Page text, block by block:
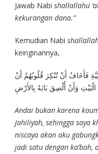
Jawab Nabi shallallahu
kekurangan dana.”
Kemudian Nabi
keinginannya,
فَأَخَافُ أَنْ تُنْكِرَ قُلُوبُهُمْ أَنْ
وَأَنْ أُلْصِقَ بَابَهُ بِالأَرْضِ
Andai bukan karena
Jahiliyah, sehingga saya
niscaya akan aku
jadi satu dengan